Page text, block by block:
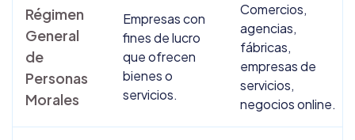
Régimen
General
de
Personas
Morales
Empresas con
fines de lucro
que ofrecen
bienes o
servicios.
Comercios,
agencias,
fábricas,
empresas de
servicios,
negocios online.